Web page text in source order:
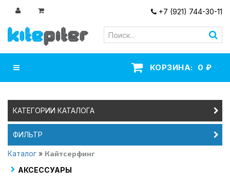
+7 (921) 744-30-11
Навигация КОРЗИНА: 0 ₽
КАТЕГОРИИ КАТАЛОГА
ФИЛЬТР
Каталог » Кайтсерфинг
АКСЕССУАРЫ